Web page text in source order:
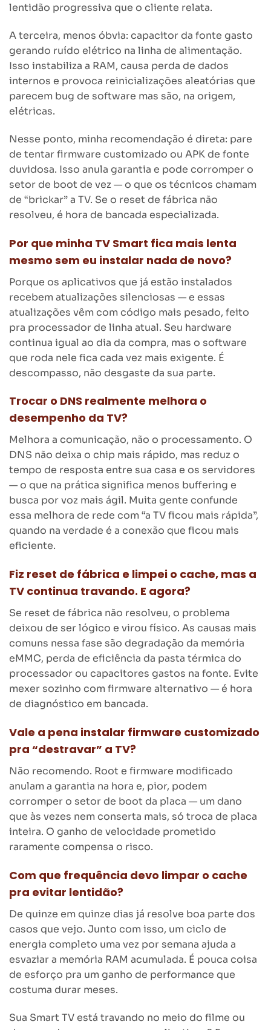
lentidão progressiva que o cliente relata.
A terceira, menos óbvia: capacitor da fonte gasto
gerando ruído elétrico na linha de alimentação.
Isso instabiliza a RAM, causa perda de dados
internos e provoca reinicializações aleatórias que
parecem bug de software mas são, na origem,
elétricas.
Nesse ponto, minha recomendação é direta: pare
de tentar firmware customizado ou APK de fonte
duvidosa. Isso anula garantia e pode corromper o
setor de boot de vez — o que os técnicos chamam
de “brickar” a TV. Se o reset de fábrica não
resolveu, é hora de bancada especializada.
Por que minha TV Smart fica mais lenta
mesmo sem eu instalar nada de novo?
Porque os aplicativos que já estão instalados
recebem atualizações silenciosas — e essas
atualizações vêm com código mais pesado, feito
pra processador de linha atual. Seu hardware
continua igual ao dia da compra, mas o software
que roda nele fica cada vez mais exigente. É
descompasso, não desgaste da sua parte.
Trocar o DNS realmente melhora o
desempenho da TV?
Melhora a comunicação, não o processamento. O
DNS não deixa o chip mais rápido, mas reduz o
tempo de resposta entre sua casa e os servidores
— o que na prática significa menos buffering e
busca por voz mais ágil. Muita gente confunde
essa melhora de rede com “a TV ficou mais rápida”,
quando na verdade é a conexão que ficou mais
eficiente.
Fiz reset de fábrica e limpei o cache, mas a
TV continua travando. E agora?
Se reset de fábrica não resolveu, o problema
deixou de ser lógico e virou físico. As causas mais
comuns nessa fase são degradação da memória
eMMC, perda de eficiência da pasta térmica do
processador ou capacitores gastos na fonte. Evite
mexer sozinho com firmware alternativo — é hora
de diagnóstico em bancada.
Vale a pena instalar firmware customizado
pra “destravar” a TV?
Não recomendo. Root e firmware modificado
anulam a garantia na hora e, pior, podem
corromper o setor de boot da placa — um dano
que às vezes nem conserta mais, só troca de placa
inteira. O ganho de velocidade prometido
raramente compensa o risco.
Com que frequência devo limpar o cache
pra evitar lentidão?
De quinze em quinze dias já resolve boa parte dos
casos que vejo. Junto com isso, um ciclo de
energia completo uma vez por semana ajuda a
esvaziar a memória RAM acumulada. É pouca coisa
de esforço pra um ganho de performance que
costuma durar meses.
Sua Smart TV está travando no meio do filme ou